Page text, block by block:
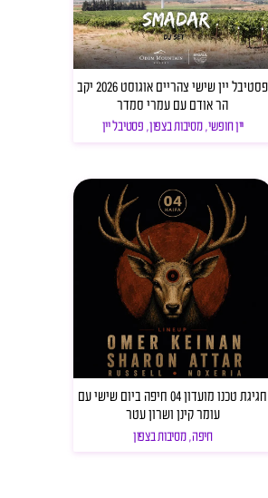
פסטיבל יין שישי צהריים אוגוסט 2026 יקב
הר אודם עם עמרי סמדר
יין חופשי,מסיבות בצפון, פסטיבל יין
חגיגת טכנו מועדון 04 חיפה ביום שישי עם
עומר קינן ושרון עטר
חיפה,מסיבות בצפון